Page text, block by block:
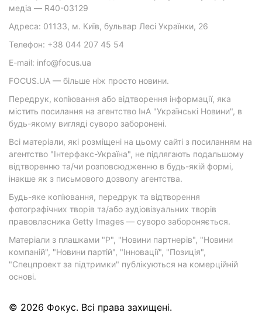
медіа — R40-03129
Адреса: 01133, м. Київ, бульвар Лесі Українки, 26
Телефон: +38 044 207 45 54
E-mail: info@focus.ua
FOCUS.UA — більше ніж просто новини.
Передрук, копіювання або відтворення інформації, яка
містить посилання на агентство ІнА "Українські Новини", в
будь-якому вигляді суворо заборонені.
Всі матеріали, які розміщені на цьому сайті з посиланням на
агентство "Інтерфакс-Україна", не підлягають подальшому
відтворенню та/чи розповсюдженню в будь-якій формі,
інакше як з письмового дозволу агентства.
Будь-яке копіювання, передрук та відтворення
фотографічних творів та/або аудіовізуальних творів
правовласника Getty Images — суворо забороняється.
Матеріали з плашками "Р", "Новини партнерів", "Новини
компаній", "Новини партій", "Інновації", "Позиція",
"Спецпроект за підтримки" публікуються на комерційній
основі.
© 2026 Фокус. Всі права захищені.